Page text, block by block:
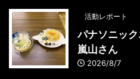
活動レポート
パナソニッ
嵐山さん
2026/8/7